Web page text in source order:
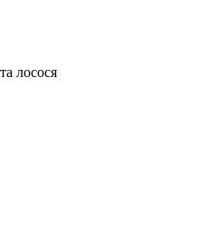
лосося